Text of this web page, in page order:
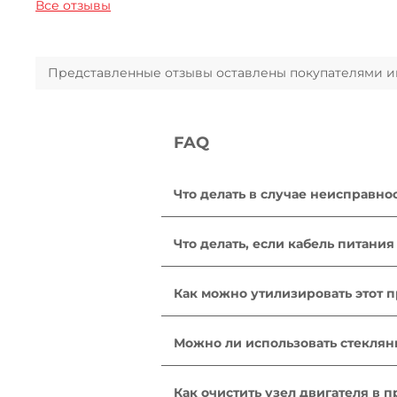
Все отзывы
Представленные отзывы оставлены покупателями
FAQ
Что делать в случае
находится в рабочем состоянии,
отремонтировать его. Отнесите
Что делать, если кабель
Как можно утилизировать этот
городской пункт сбора отходов.
Можно ли использовать
Как очистить узел двигателя в